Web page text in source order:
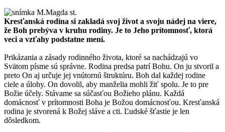
Kresťanská rodina si zakladá svoj život a svoju nádej na viere,
že Boh prebýva v kruhu rodiny. Je to Jeho prítomnosť, ktorá
veci a vzťahy podstatne mení.
Prikázania a zásady rodinného života, ktoré sa nachádzajú vo
Svätom písme sú správne. Rodina predsa patrí Bohu. On ju stvoril a
preto On aj určuje jej vnútornú štruktúru. Boh dal každej rodine
ciele a úlohy. On dovolil, aby manželia mohli žiť spolu. Je to pre
Božie účely. Stávame sa súčasťou Božieho plánu. Každá
domácnosť v prítomnosti Boha je Božou domácnosťou. Kresťanská
rodina je stvorená k Božej sláve a cti. Ľudské šťastie je len
dôsledkom.